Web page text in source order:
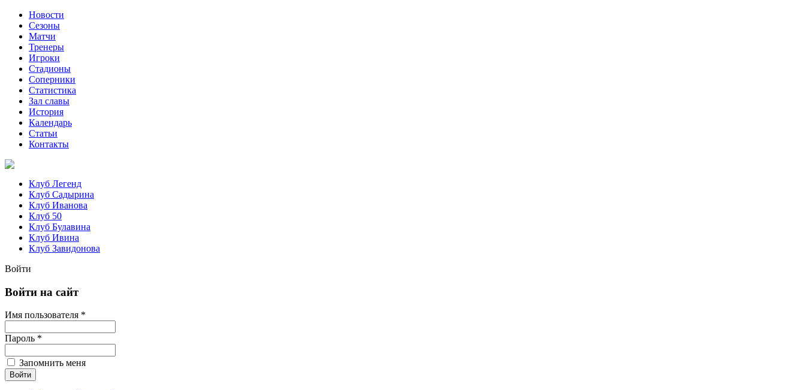
Новости
Сезоны
Матчи
Тренеры
Игроки
Стадионы
Соперники
Статистика
Зал славы
История
Календарь
Статьи
Контакты
Клуб Легенд
Клуб Садырина
Клуб Иванова
Клуб 50
Клуб Булавина
Клуб Ивина
Клуб Завидонова
Войти
Войти на сайт
Имя пользователя *
Пароль *
Запомнить меня